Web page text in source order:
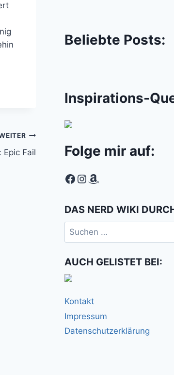
Epic Fail
Beliebte Posts:
Inspirations-
Folge mir auf:
Facebook
Instagram
Amazon
DAS NERD WIKI
Suchen
nach:
AUCH GELISTET BEI:
Kontakt
Impressum
Datenschutzerklärung